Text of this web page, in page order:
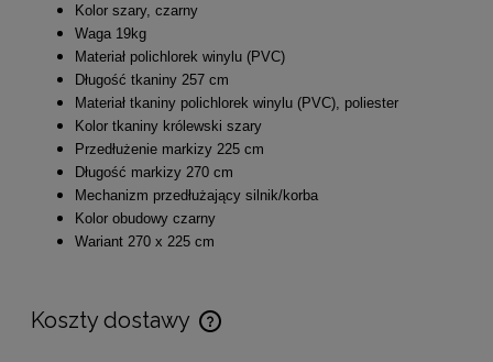
Kolor szary, czarny
Waga 19kg
Materiał polichlorek winylu (PVC)
Długość tkaniny 257 cm
Materiał tkaniny polichlorek winylu (PVC), poliester
Kolor tkaniny królewski szary
Przedłużenie markizy 225 cm
Długość markizy 270 cm
Mechanizm przedłużający silnik/korba
Kolor obudowy czarny
Wariant 270 x 225 cm
Koszty dostawy
Cena nie zawiera ewentualnych kosztów płatności